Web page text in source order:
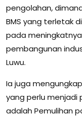
pengolahan,
BMS yang terletak
pada
pembangunan
Luwu.
Ia juga
yang perlu menjadi
adalah Pemulihan